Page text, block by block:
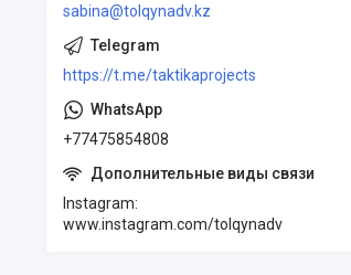
sabina@tolqynadv.kz
https://t.me/taktikaprojects
+77475854808
Instagram
www.instagram.com/tolqynadv